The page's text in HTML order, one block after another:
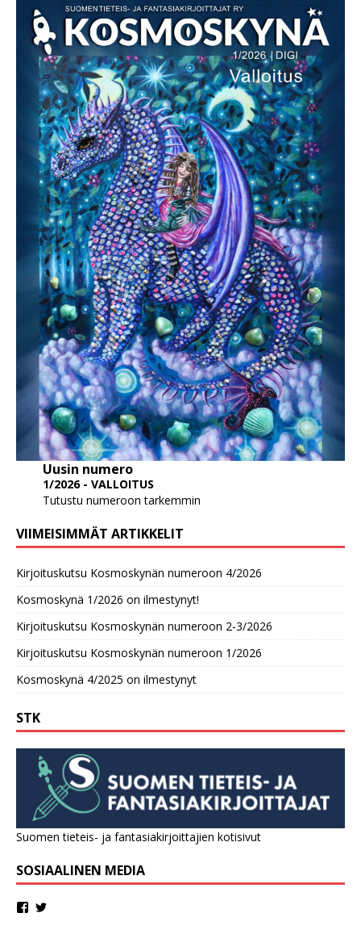
Uusin numero
1/2026 - VALLOITUS
Tutustu numeroon tarkemmin
VIIMEISIMMÄT ARTIKKELIT
Kirjoituskutsu Kosmoskynän numeroon 4/2026
Kosmoskynä 1/2026 on ilmestynyt!
Kirjoituskutsu Kosmoskynän numeroon 2-3/2026
Kirjoituskutsu Kosmoskynän numeroon 1/2026
Kosmoskynä 4/2025 on ilmestynyt
STK
Suomen tieteis- ja fantasiakirjoittajien kotisivut
SOSIAALINEN MEDIA